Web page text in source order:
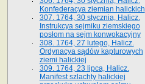
Konfederacya ziemian halickich
307. 1764, 30 stycznia, Halicz.
Instrukcya sejmiku ziemskiego
posłom na sejm konwokacyjny
308. 1764, 27 lutego, Halicz.
Ordynacya sądów kapturowych
ziemi halickiej
309. 1764, 23 lipca, Halicz.
Manifest szlachty halickiej